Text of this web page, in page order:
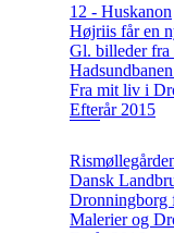
12 - Huskanon
Højriis får en
Gl. billeder
Fra mit liv i
Efterår 2015
Dansk
Dronningborg
Malerier og